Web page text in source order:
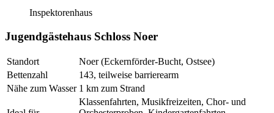
Inspektorenhaus
Jugendgästehaus Schloss Noer
Standort
Noer (Eckernförder-Bucht, Ostsee)
Bettenzahl
143, teilweise barrierearm
Nähe zum Wasser 1 km zum Strand
Klassenfahrten, Musikfreizeiten, Chor- und